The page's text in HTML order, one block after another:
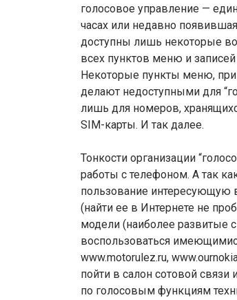
голосовое управление —
часах или недавно
доступны лишь некоторые
всех пунктов меню и
Некоторые пункты меню, при
делают недоступными для
лишь для номеров,
SIM-карты. И так далее.
Тонкости организации
работы с телефоном. А так
пользование интересующую
(найти ее в Интернете не
модели (наиболее развитые
воспользоваться
www.motorulez.ru,
пойти в салон сотовой
по голосовым функциям